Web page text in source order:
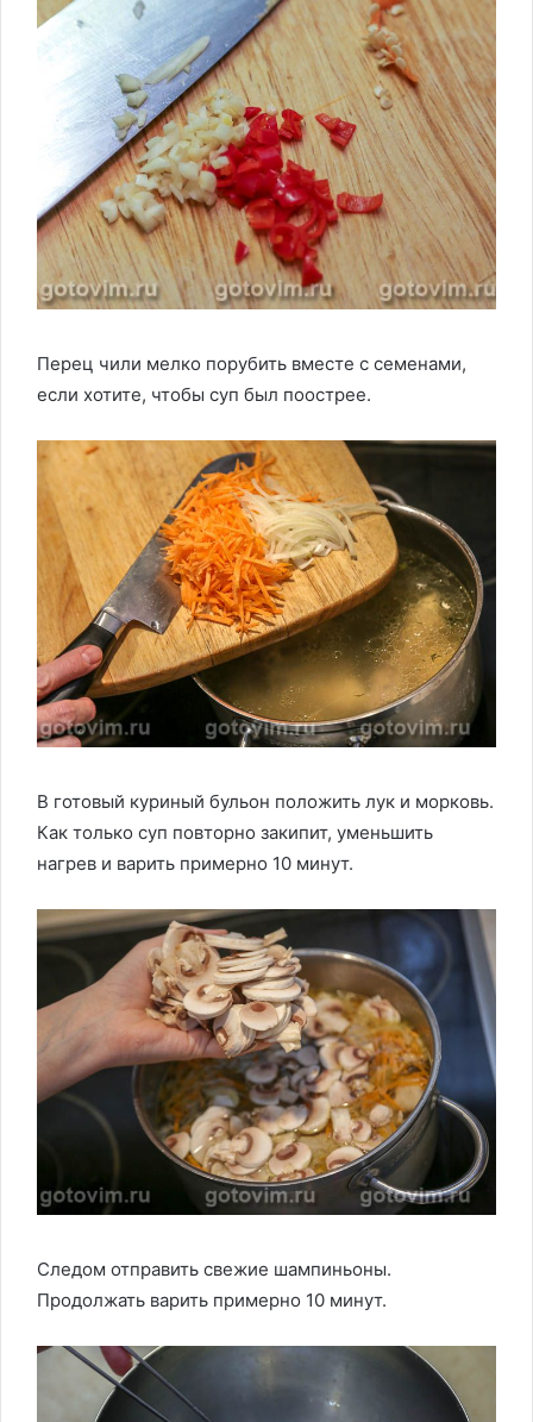
Перец чили мелко порубить вместе с семенами,
если хотите, чтобы суп был поострее.
В готовый куриный бульон положить лук и морковь.
Как только суп повторно закипит, уменьшить
нагрев и варить примерно 10 минут.
Следом отправить свежие шампиньоны.
Продолжать варить примерно 10 минут.